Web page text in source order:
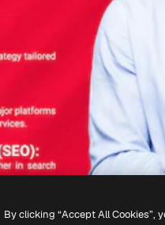
By clicking “Accept All Cookies”,